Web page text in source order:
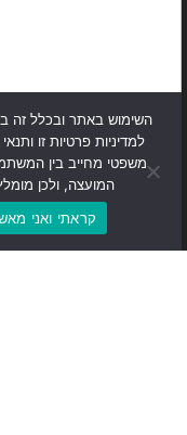
השימוש באתר ובכלל זה
למדיניות פרטיות זו
משפטי מחייב בין
המועצה, ולכן
קראתי ואני